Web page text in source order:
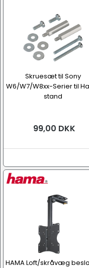
Skruesæt til Sony
W6/W7/W8xx-Serier til
stand
99,00 DKK
HAMA Loft/skråvæg